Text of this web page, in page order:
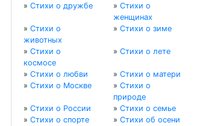
» Стихи о дружбе » Стихи о
женщинах
» Стихи о
животных
» Стихи о зиме
» Стихи о
космосе
» Стихи о лете
» Стихи о любви » Стихи о матери
» Стихи о Москве » Стихи о
природе
» Стихи о России » Стихи о семье
» Стихи о спорте » Стихи об осени